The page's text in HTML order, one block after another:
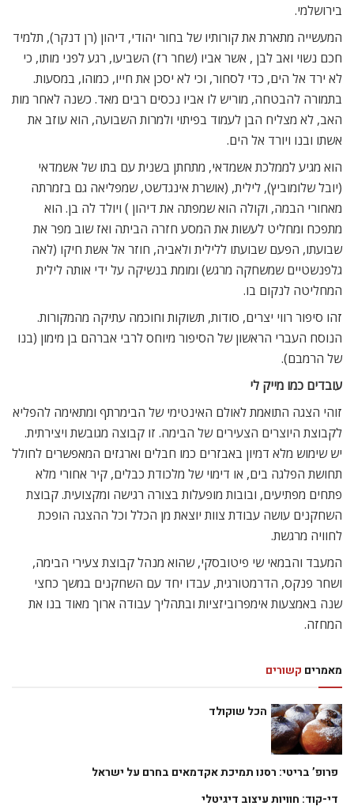
בירושלמי.
המעשייה מתארת את קורותיו של בחור יהודי, דיהון (רן דנקר), תלמיד
חכם נשוי ואב לבן , אשר אביו (שחר רז) השביעו, רגע לפני מותו, כי
לא ירד אל הים, כדי לסחור, וכי לא יסכן את חייו, כמוהו, במסעות.
בתמורה להבטחה, מוריש לו אביו נכסים רבים מאד. כשנה לאחר מות
האב, לא מצליח הבן לעמוד בפיתוי ולמרות השבועה, הוא עוזב את
אשתו ובנו ויורד אל הים.
הוא מגיע לממלכת אשמדאי, מתחתן בשנית עם בתו של אשמדאי
(יובל שלומוביץ), לילית, (אושרת אינגדשט, שמפליאה גם בזמרתה
מאחורי הבמה, וקולה הוא שמפתה את דיהון ) ויולד לה בן. הוא
מתפכח ומחליט לעשות את המסע חזרה הביתה ואז שוב מפר את
שבועתו, הפעם שבועתו ללילית ולאביה, חוזר אל אשת חיקו (לאה
גלפנשטיים שמשחקה מרגש) ומומת בנשיקה על ידי אותה לילית
המחליטה לנקום בו.
זהו סיפור רווי יצרים, סודות, תשוקות וחוכמה עתיקה מהמקורות.
הנוסח העברי הראשון של הסיפור מיוחס לרבי אברהם בן מימון (בנו
של הרמבם).
עובדים כמו מייק לי
זוהי הצגה התואמת לאולם האינטימי של הבימרתף ומתאימה להפליא
לקבוצת היוצרים הצעירים של הבימה. זו קבוצה מגובשת ויצירתית.
יש שימוש מלא דמיון באבזרים כמו חבלים וארגזים המאפשרים לחולל
תחושת הפלגה בים, או דימוי של מלכודת כבלים, קיר אחורי מלא
פתחים מפתיעים, ובובות מופעלות בצורה רגישה ומקצועית. קבוצת
השחקנים עושה עבודת צוות יוצאת מן הכלל וכל ההצגה הופכת
לחוויה מרגשת.
המעבד והבמאי שי פיטובסקי, שהוא מנהל קבוצת צעירי הבימה,
ושחר פנקס, הדרמטורגית, עבדו יחד עם השחקנים במשך כחצי
שנה באמצעות אימפרוביזציות ובתהליך עבודה ארוך מאוד בנו את
המחזה.
מאמרים קשורים
הכל שוקולד
פרופ’ בריטי: רסנו תמיכת אקדמאים בחרם על ישראל
די-קוד: חוויות עיצוב דיגיטלי